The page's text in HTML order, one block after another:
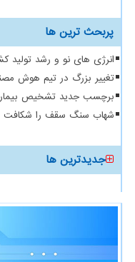
پربحث ترین ها
انرژی های نو و رشد تولید
تغییر بزرگ در تیم هوش
برچسب جدید تشخیص
شهاب سنگ سقف را شکافت
جدیدترین ها